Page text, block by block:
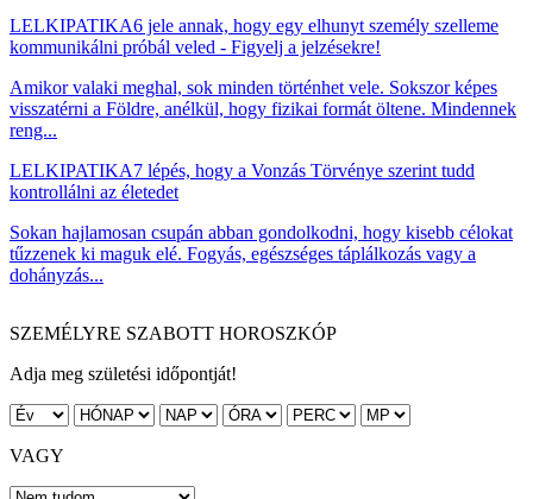
LELKIPATIKA6 jele annak, hogy egy elhunyt személy szelleme
kommunikálni próbál veled - Figyelj a jelzésekre!
Amikor valaki meghal, sok minden történhet vele. Sokszor képes
visszatérni a Földre, anélkül, hogy fizikai formát öltene. Mindennek
reng...
LELKIPATIKA7 lépés, hogy a Vonzás Törvénye szerint tudd
kontrollálni az életedet
Sokan hajlamosan csupán abban gondolkodni, hogy kisebb célokat
tűzzenek ki maguk elé. Fogyás, egészséges táplálkozás vagy a
dohányzás...
SZEMÉLYRE SZABOTT HOROSZKÓP
Adja meg születési időpontját!
VAGY